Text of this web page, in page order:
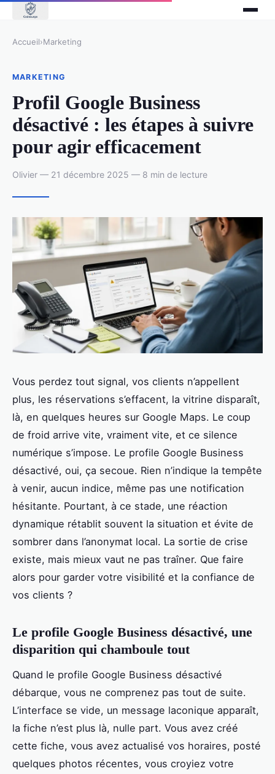
Accueil›Marketing
MARKETING
Profil Google Business
désactivé : les étapes à suivre
pour agir efficacement
Olivier — 21 décembre 2025 — 8 min de lecture
Vous perdez tout signal, vos clients n’appellent
plus, les réservations s’effacent, la vitrine disparaît,
là, en quelques heures sur Google Maps. Le coup
de froid arrive vite, vraiment vite, et ce silence
numérique s’impose. Le profile Google Business
désactivé, oui, ça secoue. Rien n’indique la tempête
à venir, aucun indice, même pas une notification
hésitante. Pourtant, à ce stade, une réaction
dynamique rétablit souvent la situation et évite de
sombrer dans l’anonymat local. La sortie de crise
existe, mais mieux vaut ne pas traîner. Que faire
alors pour garder votre visibilité et la confiance de
vos clients ?
Le profile Google Business désactivé, une
disparition qui chamboule tout
Quand le profile Google Business désactivé
débarque, vous ne comprenez pas tout de suite.
L’interface se vide, un message laconique apparaît,
la fiche n’est plus là, nulle part. Vous avez créé
cette fiche, vous avez actualisé vos horaires, posté
quelques photos récentes, vous croyiez votre